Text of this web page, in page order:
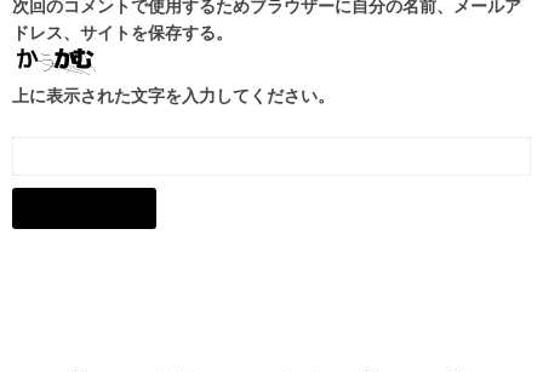
次回のコメントで使用するためブラウザーに自分の名前、メールア
ドレス、サイトを保存する。
上に表示された文字を入力してください。